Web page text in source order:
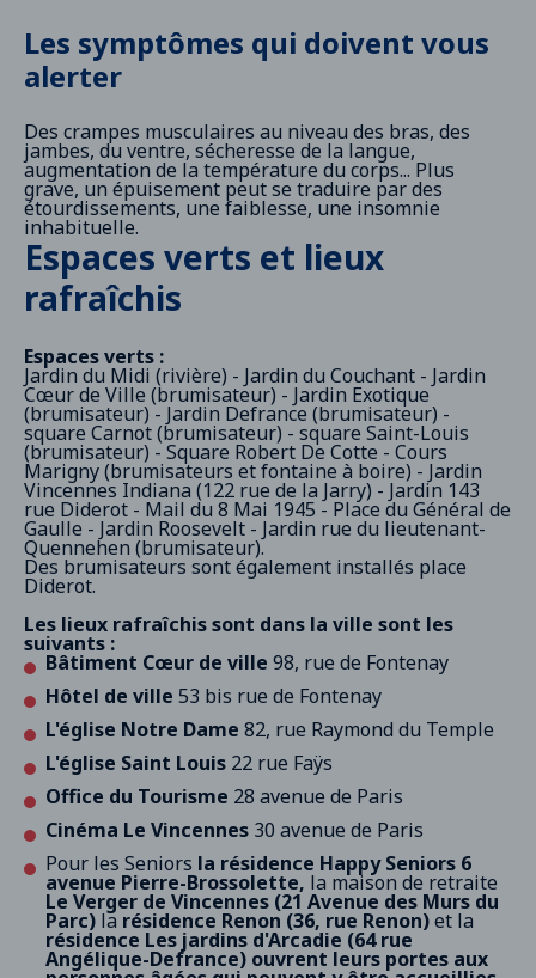
Les symptômes qui doivent vous
alerter
Des crampes musculaires au niveau des bras, des
jambes, du ventre, sécheresse de la langue,
augmentation de la température du corps... Plus
grave, un épuisement peut se traduire par des
étourdissements, une faiblesse, une insomnie
inhabituelle.
Espaces verts et lieux
rafraîchis
Espaces verts :
Jardin du Midi (rivière) - Jardin du Couchant - Jardin
Cœur de Ville (brumisateur) - Jardin Exotique
(brumisateur) - Jardin Defrance (brumisateur) -
square Carnot (brumisateur) - square Saint-Louis
(brumisateur) - Square Robert De Cotte - Cours
Marigny (brumisateurs et fontaine à boire) - Jardin
Vincennes Indiana (122 rue de la Jarry) - Jardin 143
rue Diderot - Mail du 8 Mai 1945 - Place du Général de
Gaulle - Jardin Roosevelt - Jardin rue du lieutenant-
Quennehen (brumisateur).
Des brumisateurs sont également installés place
Diderot.
Les lieux rafraîchis sont dans la ville sont les
suivants :
Bâtiment Cœur de ville 98, rue de Fontenay
Hôtel de ville 53 bis rue de Fontenay
L'église Notre Dame 82, rue Raymond du Temple
L'église Saint Louis 22 rue Faÿs
Office du Tourisme 28 avenue de Paris
Cinéma Le Vincennes 30 avenue de Paris
Pour les Seniors la résidence Happy Seniors 6
avenue Pierre-Brossolette, la maison de retraite
Le Verger de Vincennes (21 Avenue des Murs du
Parc) la résidence Renon (36, rue Renon)et la
résidence Les jardins d'Arcadie (64 rue
Angélique-Defrance) ouvrent leurs portes aux